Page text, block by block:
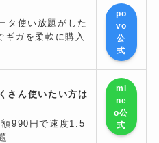
タ使い放題がした
ガを柔軟に購入
po
vo
公
式
さん使いたい方は
990円で速度1.5
mi
ne
o公
式